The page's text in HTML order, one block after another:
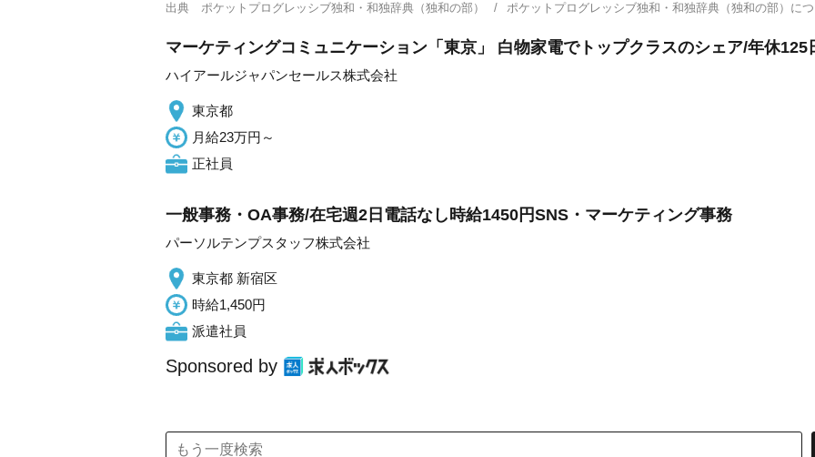
出典 ポケットプログレッシブ独和・和独辞典（独和の部） ポケットプログレッシブ独和・和独辞典（独和の部）
マーケティングコミュニケーション「東京」 白物家電でトップクラスのシェア/年休125
ハイアールジャパンセールス株式会社
東京都
月給23万円～
正社員
一般事務・OA事務/在宅週2日電話なし時給1450円SNS・マーケティング事務
パーソルテンプスタッフ株式会社
東京都 新宿区
時給1,450円
派遣社員
Sponsored by